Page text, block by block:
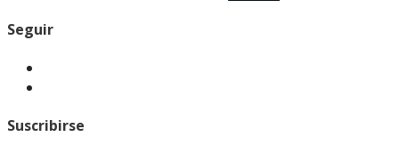
Seguir
Suscribirse